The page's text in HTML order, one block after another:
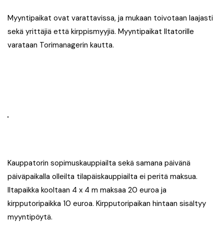
Myyntipaikat ovat varattavissa, ja mukaan toivotaan laajasti
sekä yrittäjiä että kirppismyyjiä. Myyntipaikat Iltatorille
varataan Torimanagerin kautta.
Kauppatorin sopimuskauppiailta sekä samana päivänä
päiväpaikalla olleilta tilapäiskauppiailta ei peritä maksua.
Iltapaikka kooltaan 4 x 4 m maksaa 20 euroa ja
kirpputoripaikka 10 euroa. Kirpputoripaikan hintaan sisältyy
myyntipöytä.